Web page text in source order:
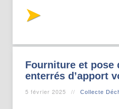
Fourniture et pose
enterrés d’apport
5 février 2025 Collecte